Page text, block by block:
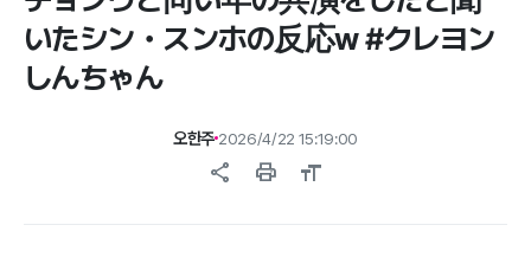
いたシン・スンホの反応w #クレヨン
しんちゃん
오한주2026/4/22 15:19:00
share print format_size